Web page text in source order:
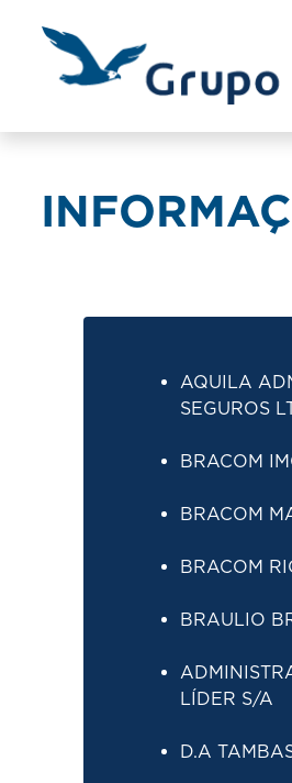
AQUILA
SEGUROS
BRACOM
BRACOM
BRACOM
BRAULIO
LÍDER S/A
D.A